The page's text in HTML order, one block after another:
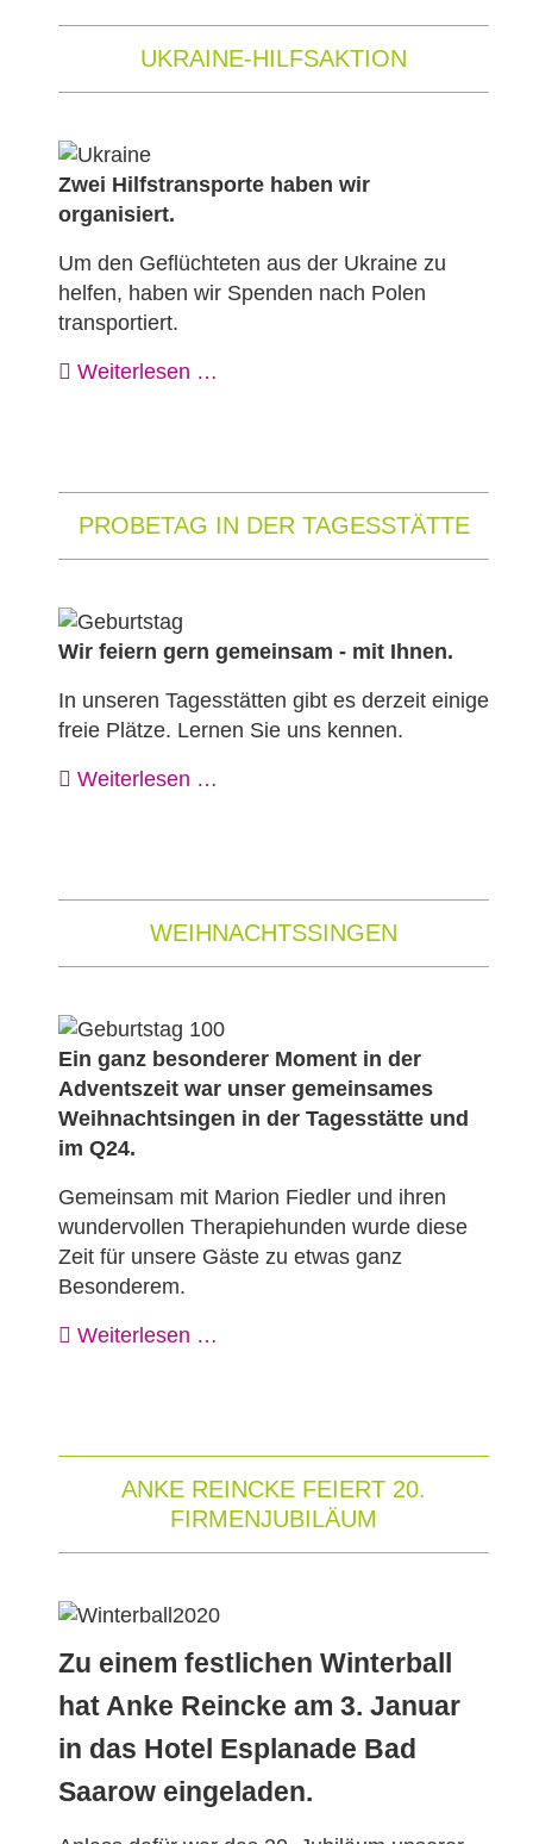
UKRAINE-HILFSAKTION
Zwei Hilfstransporte haben wir
organisiert.
Um den Geflüchteten aus der Ukraine zu
helfen, haben wir Spenden nach Polen
transportiert.
Weiterlesen …
PROBETAG IN DER TAGESSTÄTTE
Wir feiern gern gemeinsam - mit Ihnen.
In unseren Tagesstätten gibt es derzeit einige
freie Plätze. Lernen Sie uns kennen.
Weiterlesen …
WEIHNACHTSSINGEN
Ein ganz besonderer Moment in der
Adventszeit war unser gemeinsames
Weihnachtsingen in der Tagesstätte und
im Q24.
Gemeinsam mit Marion Fiedler und ihren
wundervollen Therapiehunden wurde diese
Zeit für unsere Gäste zu etwas ganz
Besonderem.
Weiterlesen …
ANKE REINCKE FEIERT 20.
FIRMENJUBILÄUM
Zu einem festlichen Winterball
hat Anke Reincke am 3. Januar
in das Hotel Esplanade Bad
Saarow eingeladen.